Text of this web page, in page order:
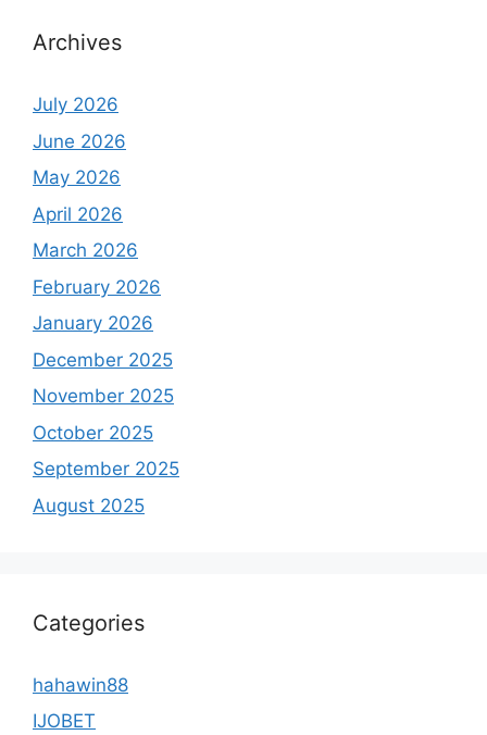
Archives
July 2026
June 2026
May 2026
April 2026
March 2026
February 2026
January 2026
December 2025
November 2025
October 2025
September 2025
August 2025
Categories
hahawin88
IJOBET